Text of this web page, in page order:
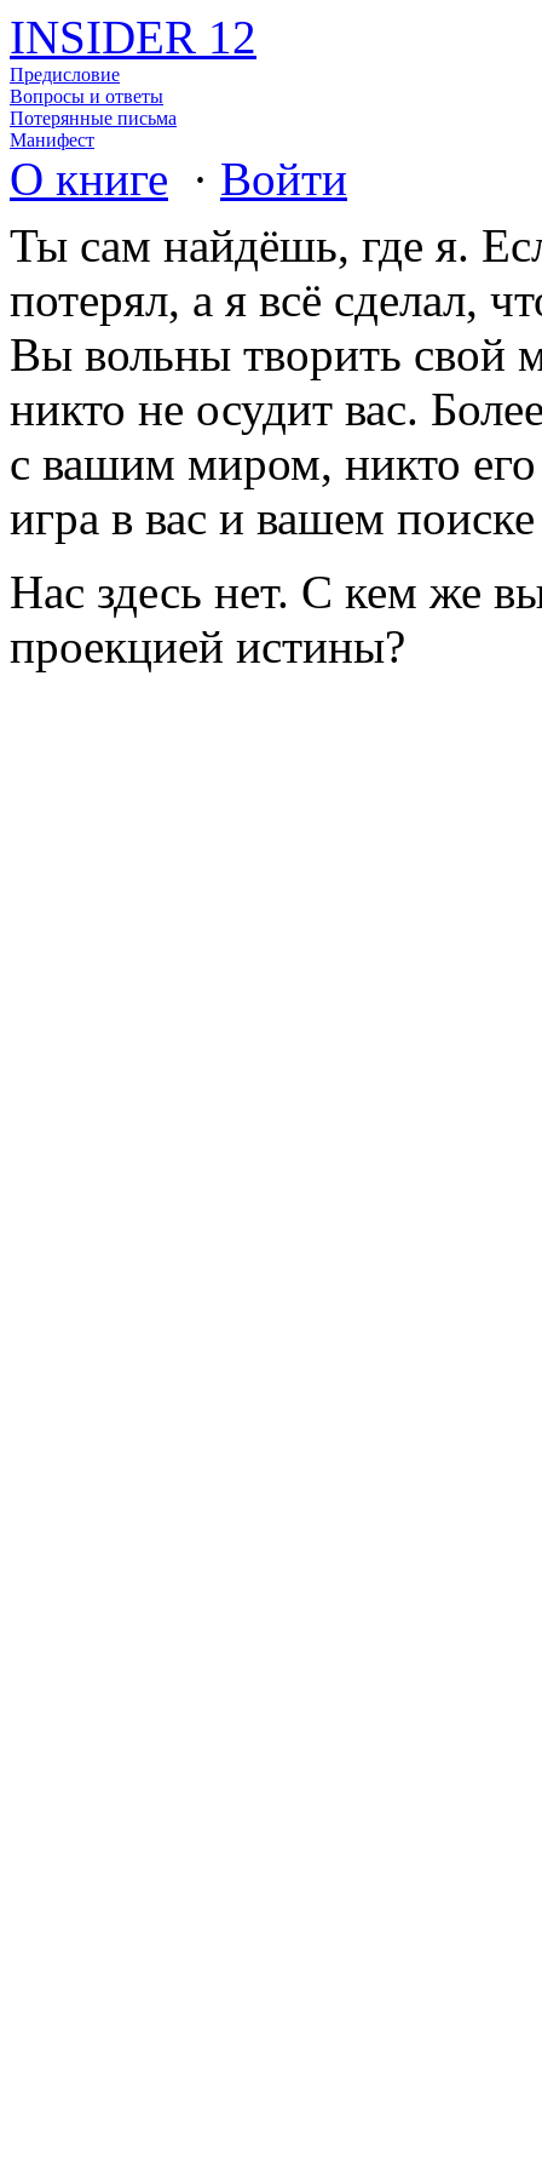
INSIDER 12
Предисловие
Вопросы и ответы
Потерянные письма
Манифест
О книге · Войти
Ты сам найдёшь, где я.
потерял, а я всё сделал,
Вы вольны творить свой
никто не осудит вас.
с вашим миром, никто
игра в вас и вашем
Нас здесь нет. С кем же
проекцией истины?